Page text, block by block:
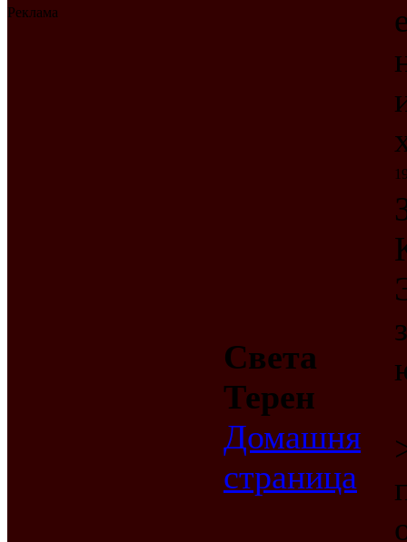
Реклама
Света
Терен
Домашня
страница